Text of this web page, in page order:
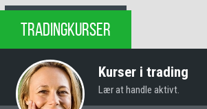
TRADINGKURSER
Kurser i trading
Lær at handle aktivt.